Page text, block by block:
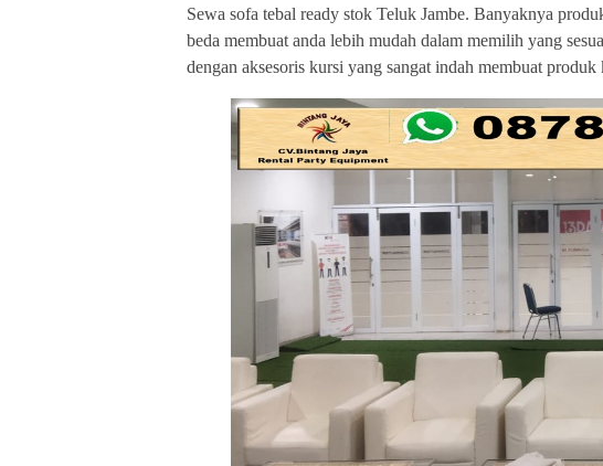
Sewa sofa tebal ready stok Teluk Jambe. Banyaknya
beda membuat anda lebih mudah dalam memilih yang
dengan aksesoris kursi yang sangat indah membuat